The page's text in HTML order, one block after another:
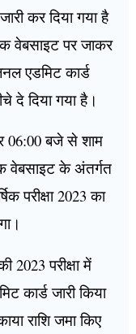
कर दिया गया है
वेबसाइट पर जाकर
एडमिट कार्ड
दे दिया गया है।
06:00 बजे से शाम
वेबसाइट के अंतर्गत
परीक्षा 2023 का
2023 परीक्षा में
कार्ड जारी किया
राशि जमा किए